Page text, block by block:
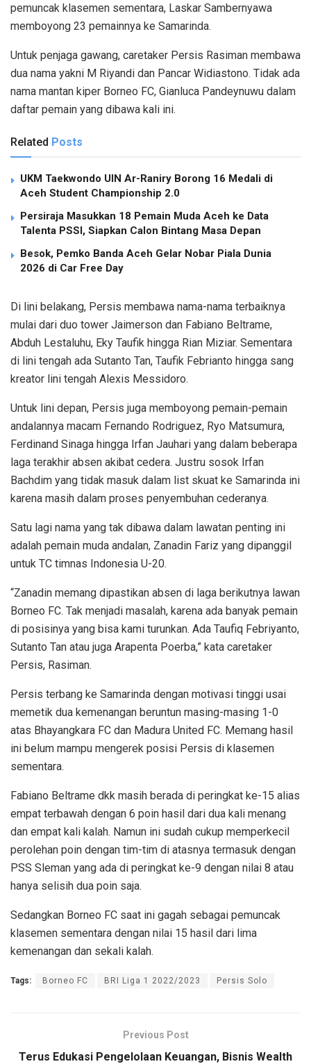
pemuncak klasemen sementara, Laskar Sambernyawa
memboyong 23 pemainnya ke Samarinda.
Untuk penjaga gawang, caretaker Persis Rasiman membawa
dua nama yakni M Riyandi dan Pancar Widiastono. Tidak ada
nama mantan kiper Borneo FC, Gianluca Pandeynuwu dalam
daftar pemain yang dibawa kali ini.
Related Posts
UKM Taekwondo UIN Ar-Raniry Borong 16 Medali di
Aceh Student Championship 2.0
Persiraja Masukkan 18 Pemain Muda Aceh ke Data
Talenta PSSI, Siapkan Calon Bintang Masa Depan
Besok, Pemko Banda Aceh Gelar Nobar Piala Dunia
2026 di Car Free Day
Di lini belakang, Persis membawa nama-nama terbaiknya
mulai dari duo tower Jaimerson dan Fabiano Beltrame,
Abduh Lestaluhu, Eky Taufik hingga Rian Miziar. Sementara
di lini tengah ada Sutanto Tan, Taufik Febrianto hingga sang
kreator lini tengah Alexis Messidoro.
Untuk lini depan, Persis juga memboyong pemain-pemain
andalannya macam Fernando Rodriguez, Ryo Matsumura,
Ferdinand Sinaga hingga Irfan Jauhari yang dalam beberapa
laga terakhir absen akibat cedera. Justru sosok Irfan
Bachdim yang tidak masuk dalam list skuat ke Samarinda ini
karena masih dalam proses penyembuhan cederanya.
Satu lagi nama yang tak dibawa dalam lawatan penting ini
adalah pemain muda andalan, Zanadin Fariz yang dipanggil
untuk TC timnas Indonesia U-20.
“Zanadin memang dipastikan absen di laga berikutnya lawan
Borneo FC. Tak menjadi masalah, karena ada banyak pemain
di posisinya yang bisa kami turunkan. Ada Taufiq Febriyanto,
Sutanto Tan atau juga Arapenta Poerba,” kata caretaker
Persis, Rasiman.
Persis terbang ke Samarinda dengan motivasi tinggi usai
memetik dua kemenangan beruntun masing-masing 1-0
atas Bhayangkara FC dan Madura United FC. Memang hasil
ini belum mampu mengerek posisi Persis di klasemen
sementara.
Fabiano Beltrame dkk masih berada di peringkat ke-15 alias
empat terbawah dengan 6 poin hasil dari dua kali menang
dan empat kali kalah. Namun ini sudah cukup memperkecil
perolehan poin dengan tim-tim di atasnya termasuk dengan
PSS Sleman yang ada di peringkat ke-9 dengan nilai 8 atau
hanya selisih dua poin saja.
Sedangkan Borneo FC saat ini gagah sebagai pemuncak
klasemen sementara dengan nilai 15 hasil dari lima
kemenangan dan sekali kalah.
Tags: Borneo FC BRI Liga 1 2022/2023 Persis Solo
Previous Post
Terus Edukasi Pengelolaan Keuangan, Bisnis Wealth